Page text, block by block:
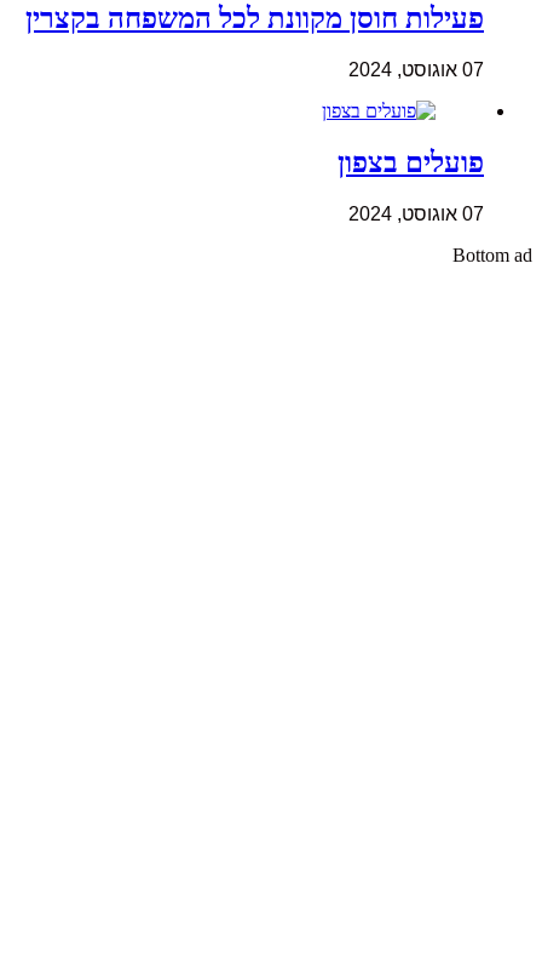
פעילות חוסן מקוונת לכל המשפחה בקצרין
07 אוגוסט, 2024
פועלים בצפון
07 אוגוסט, 2024
Bottom ad